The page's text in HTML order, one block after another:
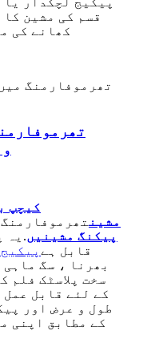
قسم کی مشین
کھانے کی
کیچپ
مشین
پیکنگ مشینیں.یہ
قابل ہے
بھرنا ، سگ
سخت پلاسٹک فلم
کے لئے قابل
طول و عرض اور
کے مطابق اپنی